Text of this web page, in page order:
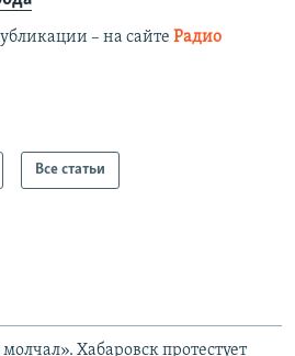
– на сайте Радио
Все статьи
Хабаровск протестует